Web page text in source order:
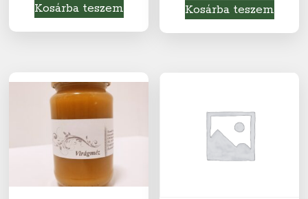
Kosárba teszem Kosárba teszem